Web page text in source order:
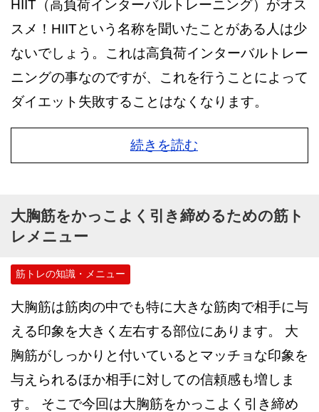
HIIT（高負荷インターバルトレーニング）がオス
スメ！HIITという名称を聞いたことがある人は少
ないでしょう。これは高負荷インターバルトレー
ニングの事なのですが、これを行うことによって
ダイエット失敗することはなくなります。
続きを読む
大胸筋をかっこよく引き締めるための筋ト
レメニュー
筋トレの知識・メニュー
大胸筋は筋肉の中でも特に大きな筋肉で相手に与
える印象を大きく左右する部位にあります。 大
胸筋がしっかりと付いているとマッチョな印象を
与えられるほか相手に対しての信頼感も増しま
す。 そこで今回は大胸筋をかっこよく引き締め